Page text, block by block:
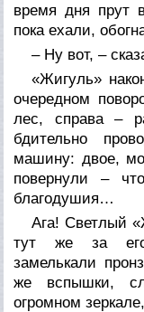
время дня прут
пока ехали,
– Ну вот, –
«Жигуль»
очередном
лес, справа –
бдительно
машину: двое,
повернули –
благодушия…
Ага! Светлый
тут же за его
замелькали
же вспышки,
огромном